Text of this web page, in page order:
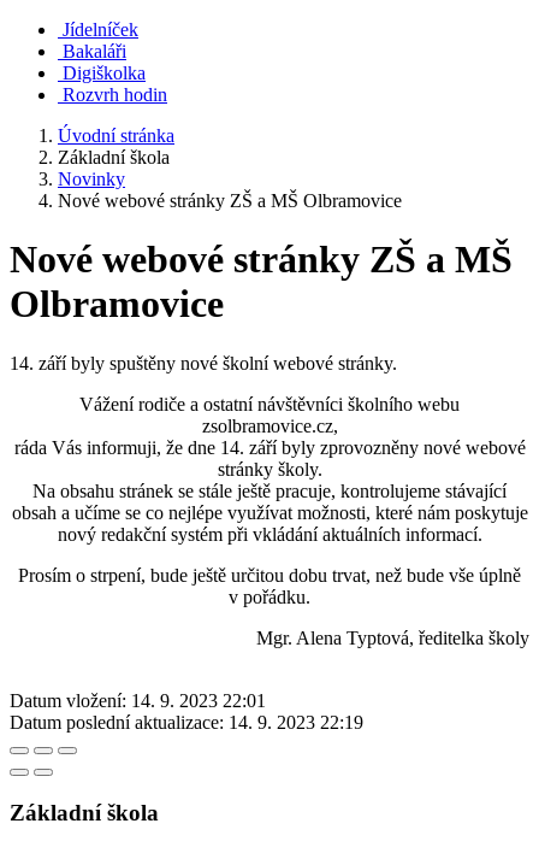
Jídelníček
Bakaláři
Digiškolka
Rozvrh hodin
Úvodní stránka
Základní škola
Novinky
Nové webové stránky ZŠ a MŠ Olbramovice
Nové webové stránky ZŠ a MŠ
Olbramovice
14. září byly spuštěny nové školní webové stránky.
Vážení rodiče a ostatní návštěvníci školního webu
zsolbramovice.cz,
ráda Vás informuji, že dne 14. září byly zprovozněny nové webové
stránky školy.
Na obsahu stránek se stále ještě pracuje, kontrolujeme stávající
obsah a učíme se co nejlépe využívat možnosti, které nám poskytuje
nový redakční systém při vkládání aktuálních informací.
Prosím o strpení, bude ještě určitou dobu trvat, než bude vše úplně
v pořádku.
Mgr. Alena Typtová, ředitelka školy
Datum vložení: 14. 9. 2023 22:01
Datum poslední aktualizace: 14. 9. 2023 22:19
Základní škola